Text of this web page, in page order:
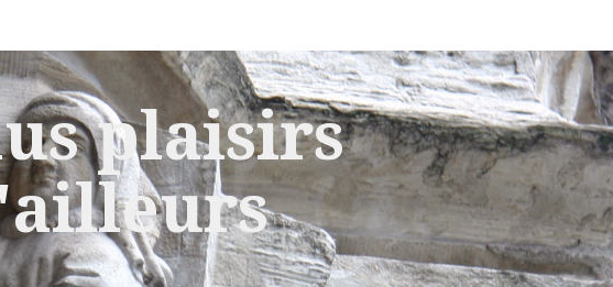
plaisirs